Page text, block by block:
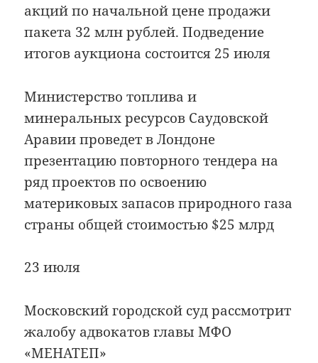
акций по начальной цене продажи
пакета 32 млн рублей. Подведение
итогов аукциона состоится 25 июля
Министерство топлива и
минеральных ресурсов Саудовской
Аравии проведет в Лондоне
презентацию повторного тендера на
ряд проектов по освоению
материковых запасов природного газа
страны общей стоимостью $25 млрд
23 июля
Московский городской суд рассмотрит
жалобу адвокатов главы МФО
«МЕНАТЕП»